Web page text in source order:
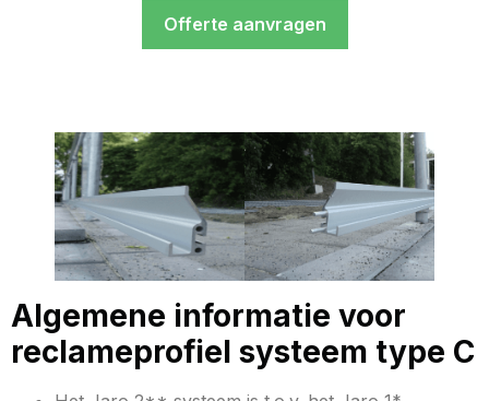
Offerte aanvragen
Algemene informatie voor
reclameprofiel systeem type C